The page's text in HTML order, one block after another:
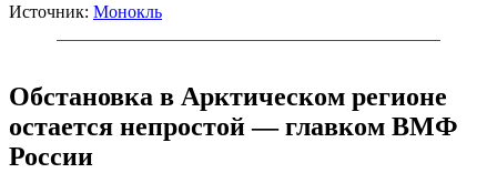
Источник: Монокль
Обстановка в Арктическом регионе
остается непростой — главком ВМФ
России